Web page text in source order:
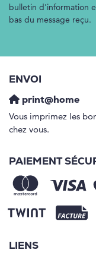
bulletin d'information
bas du message reçu.
ENVOI
print@home
Vous imprimez les
chez vous.
PAIEMENT
LIENS